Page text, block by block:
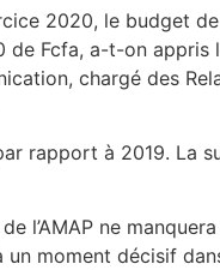
2020, le budget
de Fcfa, a-t-on appris
chargé des
rapport à 2019. La
l’AMAP ne
moment décisif